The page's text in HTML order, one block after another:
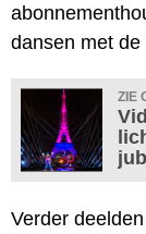
dansen met de
ZIE
Verder